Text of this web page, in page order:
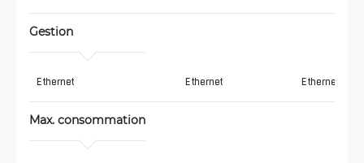
Gestion
Ethernet Ethernet Ethernet
Max. consommation